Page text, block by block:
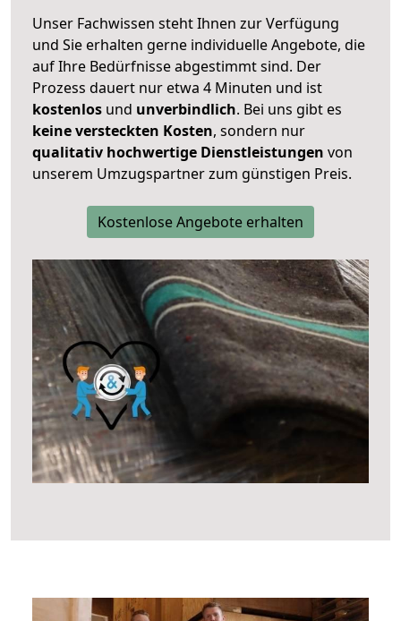
Unser Fachwissen steht Ihnen zur Verfügung
und Sie erhalten gerne individuelle Angebote, die
auf Ihre Bedürfnisse abgestimmt sind. Der
Prozess dauert nur etwa 4 Minuten und ist
kostenlos und unverbindlich. Bei uns gibt es
keine versteckten Kosten, sondern nur
qualitativ hochwertige Dienstleistungen von
unserem Umzugspartner zum günstigen Preis.
Kostenlose Angebote erhalten